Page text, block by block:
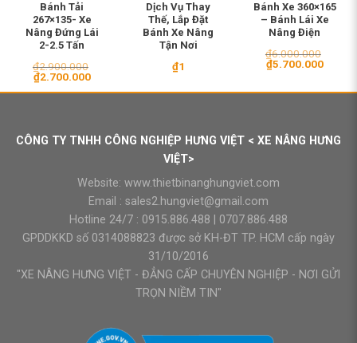
Bánh Tải
267×135- Xe
Nâng Đứng Lái
2-2.5 Tấn
₫2.900.000
Giá
gốc
là:
₫2.700.000Giá
tại
Dịch Vụ Thay
Thế, Lắp Đặt
Bánh Xe Nâng
Tận Nơi
₫1
Bánh Xe 360×165
– Bánh Lái Xe
Nâng Điện
₫6.000.000
Giá
gốc
₫6.000.000.
₫5.700.000Giá
là:
CÔNG TY TNHH CÔNG NGHIỆP HƯNG VIỆT < XE NÂNG HƯNG
VIỆT>
Website: www.thietbinanghungviet.com
Email : sales2.hungviet@gmail.com
Hotline 24/7 : 0915.886.488
0707.886.488
GPDDKKD số 0314088823 được sở KH-ĐT TP. HCM cấp ngày
31/10/2016
"XE NÂNG HƯNG VIỆT - ĐẲNG CẤP CHUYÊN NGHIỆP - NƠI GỬI
TRỌN NIỀM TIN"